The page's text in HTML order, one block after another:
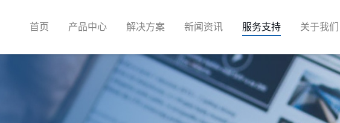
首页 产品中心 解决方案 新闻资讯 服务支持 关于我们